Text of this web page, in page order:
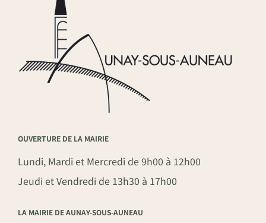
OUVERTURE DE LA MAIRIE
Lundi, Mardi et Mercredi de 9h00 à 12h00
Jeudi et Vendredi de 13h30 à 17h00
LA MAIRIE DE AUNAY-SOUS-AUNEAU